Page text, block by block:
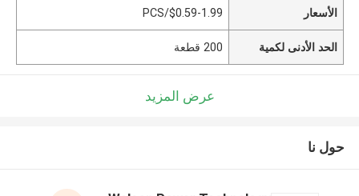
الأسعار $0.59-1.99/PCS
الحد الأدنى لكمية 200 قطعة
عرض المزيد
حول نا